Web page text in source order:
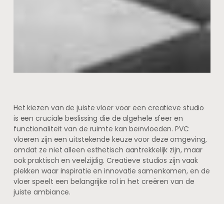
Het kiezen van de juiste vloer voor een creatieve studio
is een cruciale beslissing die de algehele sfeer en
functionaliteit van de ruimte kan beïnvloeden. PVC
vloeren zijn een uitstekende keuze voor deze omgeving,
omdat ze niet alleen esthetisch aantrekkelijk zijn, maar
ook praktisch en veelzijdig. Creatieve studios zijn vaak
plekken waar inspiratie en innovatie samenkomen, en de
vloer speelt een belangrijke rol in het creëren van de
juiste ambiance.